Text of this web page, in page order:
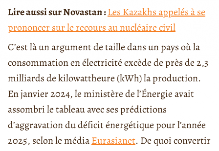
Lire aussi sur Novastan :Les Kazakhs appelés à se
prononcer sur le recours au nucléaire civil
C’est là un argument de taille dans un pays où la
consommation en électricité excède de près de 2,3
milliards de kilowattheure (kWh) la production.
En janvier 2024, le ministère de l’Énergie avait
assombri le tableau avec ses prédictions
d’aggravation du déficit énergétique pour l’année
2025, selon le médiaEurasianet. De quoi convertir